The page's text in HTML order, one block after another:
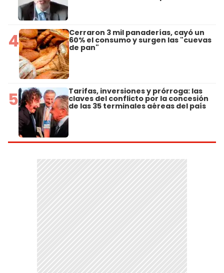
4 Cerraron 3 mil panaderías, cayó un
60% el consumo y surgen las "cuevas
de pan"
5 Tarifas, inversiones y prórroga: las
claves del conflicto por la concesión
de las 35 terminales aéreas del país